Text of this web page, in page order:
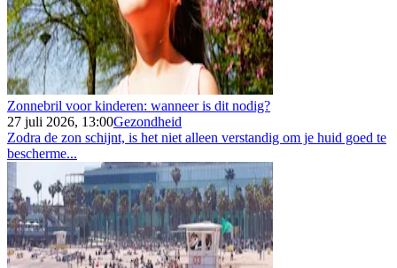
Zonnebril voor kinderen: wanneer is dit nodig?
27 juli 2026, 13:00Gezondheid
Zodra de zon schijnt, is het niet alleen verstandig om je huid goed te
bescherme...